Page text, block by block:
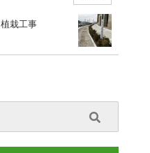
植栽工事